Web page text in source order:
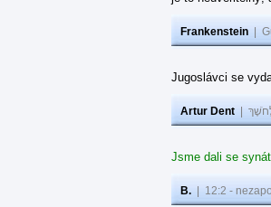
Frankenstein
Jugoslávci se
Artur Dent
Jsme dali se
B. 12:2 -